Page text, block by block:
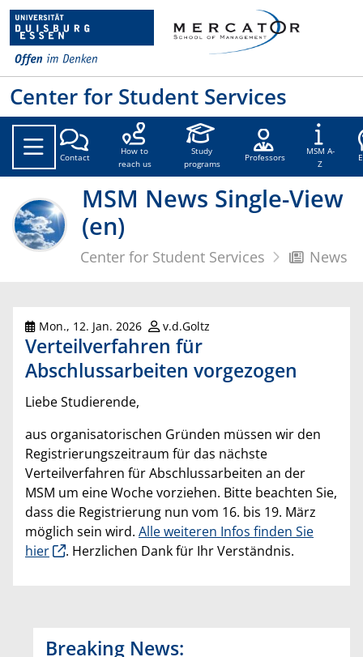
Center for Student Services
Contact
How to
reach us
Study
programs
Professors
MSM A-
Z
MSM News Single-View
(en)
Center for Student Services News
Mon., 12. Jan. 2026 v.d.Goltz
Verteilverfahren für
Abschlussarbeiten vorgezogen
Liebe Studierende,
aus organisatorischen Gründen müssen wir den
Registrierungszeitraum für das nächste
Verteilverfahren für Abschlussarbeiten an der
MSM um eine Woche vorziehen. Bitte beachten Sie,
dass die Registrierung nun vom 16. bis 19. März
möglich sein wird. Alle weiteren Infos finden Sie
hier
. Herzlichen Dank für Ihr Verständnis.
Breaking News: